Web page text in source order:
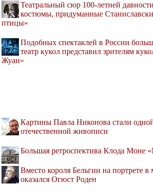
Театральный сюр 100-летней
костюмы, придуманные
птицы»
Подобных спектаклей в России
театр кукол представил зрителям
Жуан»
Картины Павла Никонова стали
отечественной живописи
Большая ретроспектива Клода Моне
Вместо короля Бельгии на портрете в
оказался Огюст Роден